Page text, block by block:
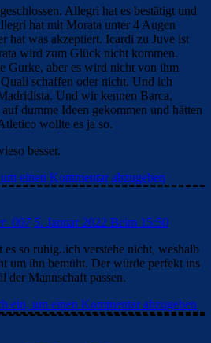
Allegri hat es bestätigt und
hat mit Morata unter 4 Augen
hat was akzeptiert. Icardi zu Juve ist
wird zum Glück nicht kommen.
Gurke, aber es wird nicht von ihm
schaffen oder nicht. Und ich
Und wir kennen Barca,
dumme Ideen gekommen und hätten
wollte es ja so.
besser.
einen Kommentar abzugeben
5. Januar 2022 Beim 15:50
so ruhig..ich verstehe nicht, weshalb
um ihn bemüht. Der würde perfekt ins
der Mannschaft passen.
ein, um einen Kommentar abzugeben